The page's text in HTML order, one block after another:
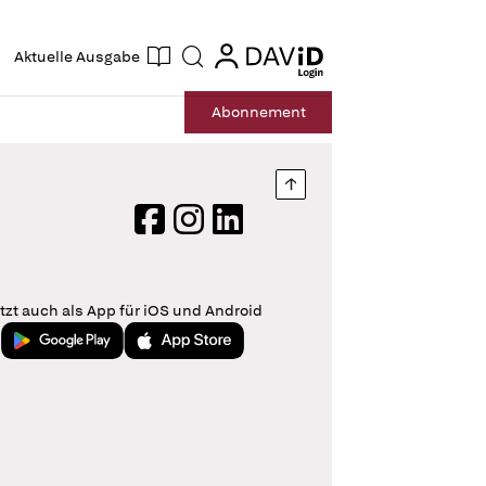
Aktuelle Ausgabe Suche login
login
Abonnement
Nach oben springen
FacebookInstagram
LinkedIn
auch als App für iOS und Android
Jetzt bei Google PlayLaden im App Store